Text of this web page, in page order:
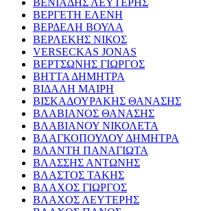
ΒΕΝΙΑΔΗΣ ΛΕΥΤΕΡΗΣ
ΒΕΡΓΕΤΗ ΕΛΕΝΗ
ΒΕΡΔΕΛΗ ΒΟΥΛΑ
ΒΕΡΛΕΚΗΣ ΝΙΚΟΣ
VERSECKAS JONAS
ΒΕΡΤΣΩΝΗΣ ΓΙΩΡΓΟΣ
ΒΗΤΤΑ ΔΗΜΗΤΡΑ
ΒΙΔΑΛΗ ΜΑΙΡΗ
ΒΙΣΚΑΔΟΥΡΑΚΗΣ ΘΑΝΑΣΗΣ
ΒΛΑΒΙΑΝΟΣ ΘΑΝΑΣΗΣ
ΒΛΑΒΙΑΝΟΥ ΝΙΚΟΛΕΤΑ
ΒΛΑΓΚΟΠΟΥΛΟΥ ΔΗΜΗΤΡΑ
ΒΛΑΝΤΗ ΠΑΝΑΓΙΩΤΑ
ΒΛΑΣΣΗΣ ΑΝΤΩΝΗΣ
ΒΛΑΣΤΟΣ ΤΑΚΗΣ
ΒΛΑΧΟΣ ΓΙΩΡΓΟΣ
ΒΛΑΧΟΣ ΛΕΥΤΕΡΗΣ